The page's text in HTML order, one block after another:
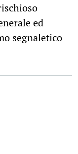
ed
segnaletico